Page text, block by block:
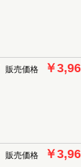
販売価格 ￥
販売価格 ￥